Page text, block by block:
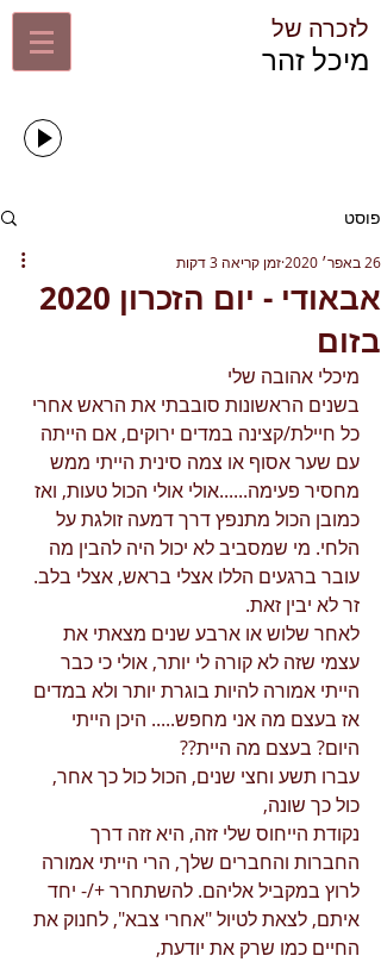
לזכרה של​
​מיכל זהר​
פוסט
אבאודי - יום הזכרון 2020
בזום
26 באפר׳ 2020 זמן קריאה 3 דקות
מיכלי אהובה שלי
בשנים הראשונות סובבתי את הראש אחרי
כל חיילת/קצינה במדים ירוקים, אם הייתה
עם שער אסוף או צמה סינית הייתי ממש
מחסיר פעימה......אולי אולי הכול טעות, ואז
כמובן הכול מתנפץ דרך דמעה זולגת על
הלחי. מי שמסביב לא יכול היה להבין מה
עובר ברגעים הללו אצלי בראש, אצלי בלב.
זר לא יבין זאת.
לאחר שלוש או ארבע שנים מצאתי את
עצמי שזה לא קורה לי יותר, אולי כי כבר
הייתי אמורה להיות בוגרת יותר ולא במדים
אז בעצם מה אני מחפש..... היכן הייתי
היום? בעצם מה היית??
עברו תשע וחצי שנים, הכול כול כך אחר,
כול כך שונה,
נקודת הייחוס שלי זזה, היא זזה דרך
החברות והחברים שלך, הרי הייתי אמורה
לרוץ במקביל אליהם. להשתחרר +/- יחד
איתם, לצאת לטיול "אחרי צבא", לחנוק את
החיים כמו שרק את יודעת,